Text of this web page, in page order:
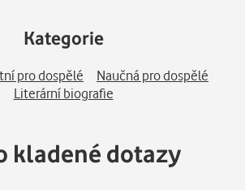
vodcom stáli obzvlášť
vrcholom ich kariéry a často
akú predstavovala jeho politika.
medzi predstaviteľmi propagandy a
čerpá z pôvodných prameňov a
Kategorie
pro dospělé
Naučná pro dospělé
Literární biografie
kladené dotazy